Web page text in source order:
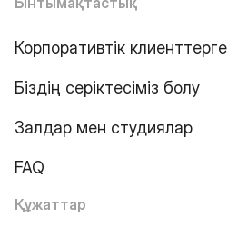
Корпоративтік клиенттерге
Біздің серіктесіміз болу
Залдар мен студиялар
FAQ
Құжаттар